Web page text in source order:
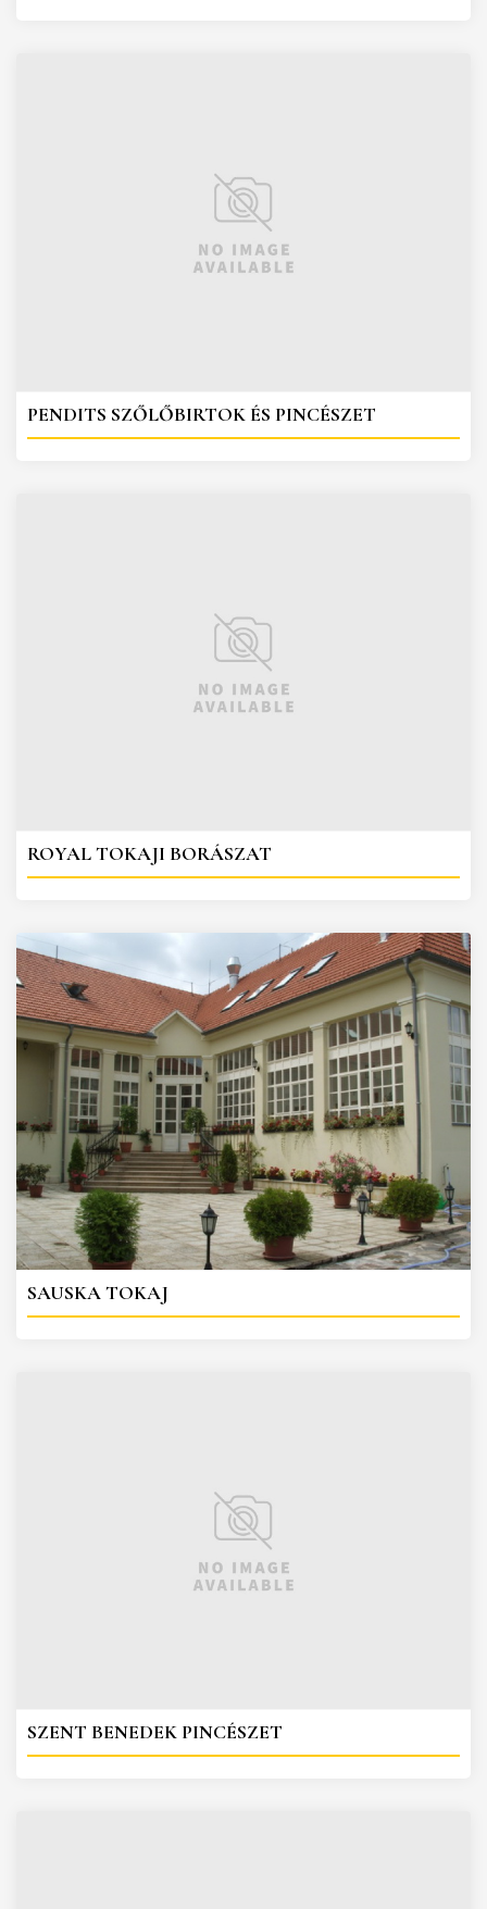
PENDITS SZŐLŐBIRTOK ÉS PINCÉSZET
ROYAL TOKAJI BORÁSZAT
SAUSKA TOKAJ
SZENT BENEDEK PINCÉSZET